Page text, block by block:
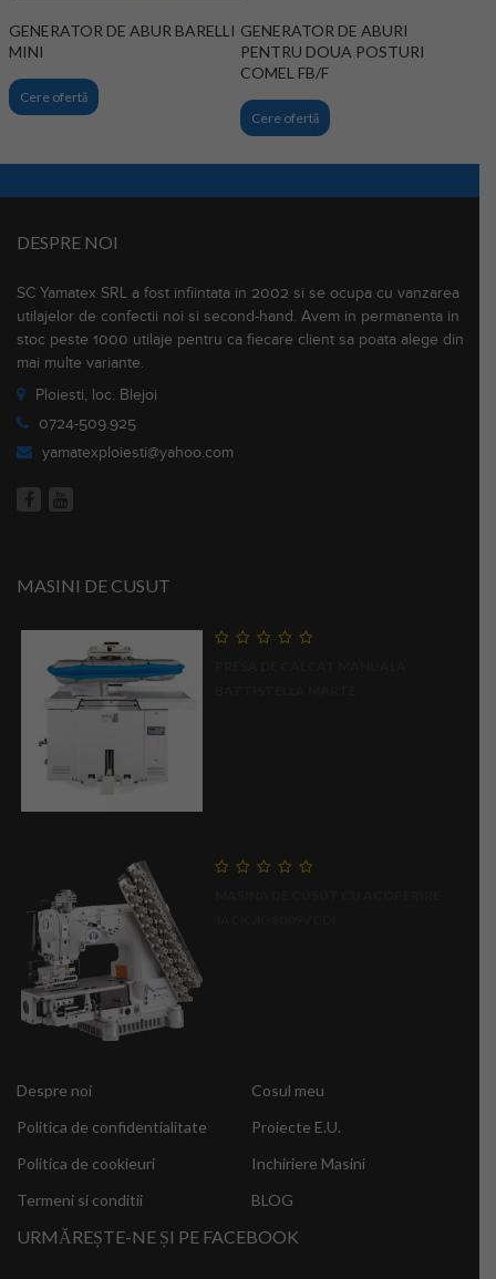
GENERATOR DE ABUR BARELLI
MINI
Cere ofertă
GENERATOR DE ABURI
PENTRU DOUA POSTURI
COMEL FB/F
Cere ofertă
DESPRE NOI
SC Yamatex SRL a fost infiintata in 2002 si se ocupa cu vanzarea
utilajelor de confectii noi si second-hand. Avem in permanenta in
stoc peste 1000 utilaje pentru ca fiecare client sa poata alege din
mai multe variante.
Ploiesti, loc. Blejoi
0724-509.925
yamatexploiesti@yahoo.com
MASINI DE CUSUT
Despre noi
Politica de confidentialitate
Politica de cookieuri
Termeni si conditii
Cosul meu
Proiecte E.U.
Inchiriere Masini
BLOG
URMĂREȘTE-NE ȘI PE FACEBOOK